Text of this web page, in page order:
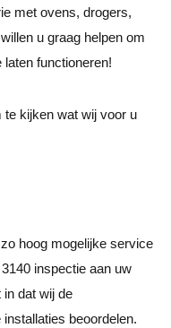
met ovens, drogers,
u graag helpen om
functioneren!
te kijken wat wij voor u
hoog mogelijke service
inspectie aan uw
in dat wij de
beoordelen.